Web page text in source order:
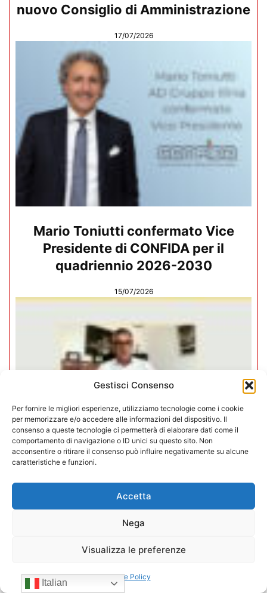
Gestisci Consenso
Per fornire le migliori esperienze, utilizziamo tecnologie come i cookie
per memorizzare e/o accedere alle informazioni del dispositivo. Il
consenso a queste tecnologie ci permetterà di elaborare dati come il
comportamento di navigazione o ID unici su questo sito. Non
acconsentire o ritirare il consenso può influire negativamente su alcune
caratteristiche e funzioni.
Accetta
Nega
Visualizza le preferenze
Cookie Policy
nuovo Consiglio di Amministrazione
17/07/2026
Mario Toniutti confermato Vice
Presidente di CONFIDA per il
quadriennio 2026-2030
15/07/2026
Negozi H24 nel mirino. Trapletti a
Bergamo TV: “I gestori H24 non
sono il problema”
09/07/2026
Italian